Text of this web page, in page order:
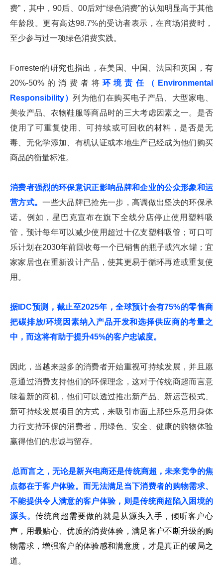
费”，其中，90后、00后对“绿色消费”的认知明显高于其他
年龄段。更有高达98.7%的受访者表示，在商场消费时，
至少参与过一项绿色消费实践。
Forrester的研究也指出，在美国、中国、法国和英国，有
20%-50%的消费者将环境责任（Environmental
Responsibility）列为他们在购买电子产品、大型家电、
美妆产品、衣物鞋服等商品时的三大考虑因素之一。是否
使用了可重复使用、可持续或可回收的材料，是否是无
毒、无化学添加、有机认证或本地生产已经成为他们购买
商品的衡量标准。
消费者强烈的环保意识正影响品牌和企业的公众形象和运
营方式。一些大品牌已抢先一步，高调做出坚决的环保承
诺。例如，星巴克宣布在旗下全线分店停止使用塑料吸
管，预计每年可以减少使用超过十亿支塑料吸管；可口可
乐计划在2030年前回收每一个已销售的瓶子或汽水罐；宜
家家居也在重新设计产品，使其更易于循环再造或重复使
用。
据IDC预测，截止至2025年，全球预计会有75%的零售商
把碳排放/环境因素纳入产品开发和选择供应商的考量之
中，而这将有助于提升45%的客户忠诚度。
因此，当越来越多的消费者开始重视可持续发展，并且愿
意通过消费支持他们的环保理念，这对于传统商超而言意
味着新的商机，他们可以透过推出新产品、新运营模式、
新可持续发展项目的方式，来吸引市面上那些乐意用身体
力行支持环保的消费者，用绿色、安全、健康的购物体验
赢得他们的忠诚与留存。
总而言之，无论是新兴电商还是传统商超，未来竞争的焦
点都在于客户体验。而无法满足当下消费者的购物需求、
不能提供令人满意的客户体验，则是传统商超陷入困境的
源头。传统商超需要做的就是从源头入手，倾听客户心
声，用最贴心、优质的消费体验，满足客户不断升级的购
物需求，增强客户的体验感和满意度，才是真正的破局之
道。